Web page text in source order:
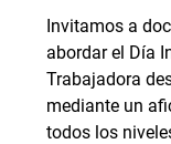
Invitamos a
abordar el Día
Trabajadora
mediante un
todos los